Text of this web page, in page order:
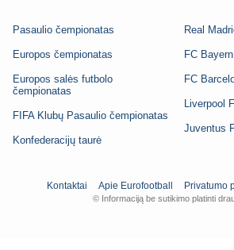
Pasaulio čempionatas
Europos čempionatas
Europos salės futbolo
čempionatas
FIFA Klubų Pasaulio čempionatas
Konfederacijų taurė
Real
FC
FC
Liverpool
Juventus
Kontaktai Apie Eurofootball Privatumo
© Informaciją be sutikimo platinti